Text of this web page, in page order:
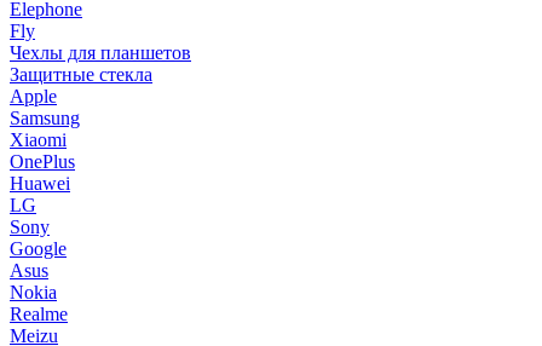
Elephone
Fly
Чехлы для планшетов
Защитные стекла
Apple
Samsung
Xiaomi
OnePlus
Huawei
LG
Sony
Google
Asus
Nokia
Realme
Meizu